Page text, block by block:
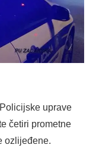
uprave
četiri prometne
ozlijeđene.